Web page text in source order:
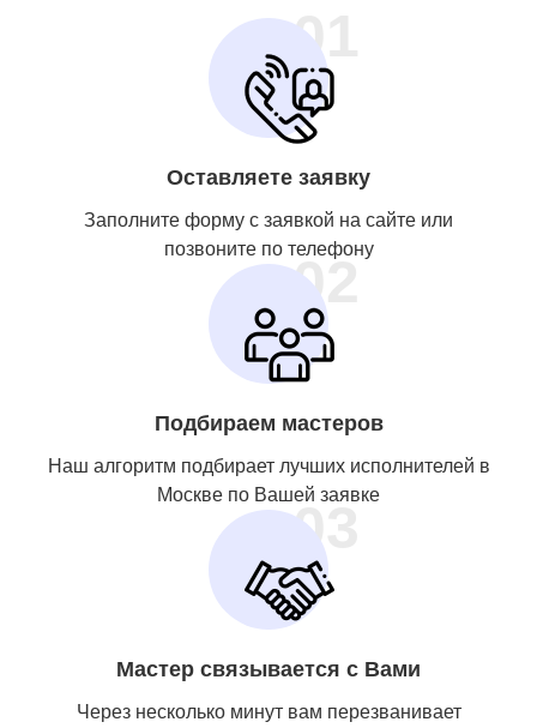
01
Оставляете заявку
Заполните форму с заявкой на сайте или
позвоните по телефону
02
Подбираем мастеров
Наш алгоритм подбирает лучших исполнителей в
Москве по Вашей заявке
03
Мастер связывается с Вами
Через несколько минут вам перезванивает